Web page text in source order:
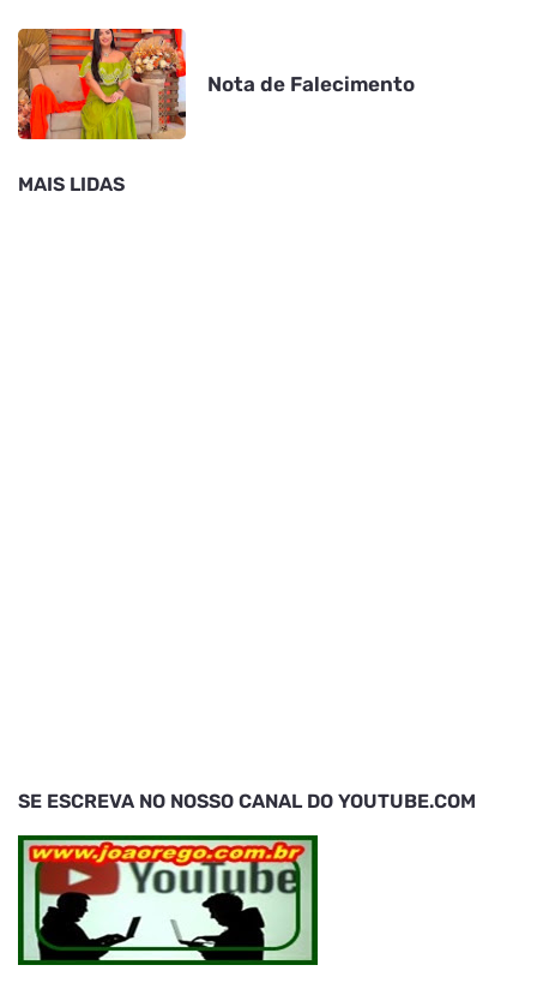
Nota de Falecimento
MAIS LIDAS
SE ESCREVA NO NOSSO CANAL DO YOUTUBE.COM